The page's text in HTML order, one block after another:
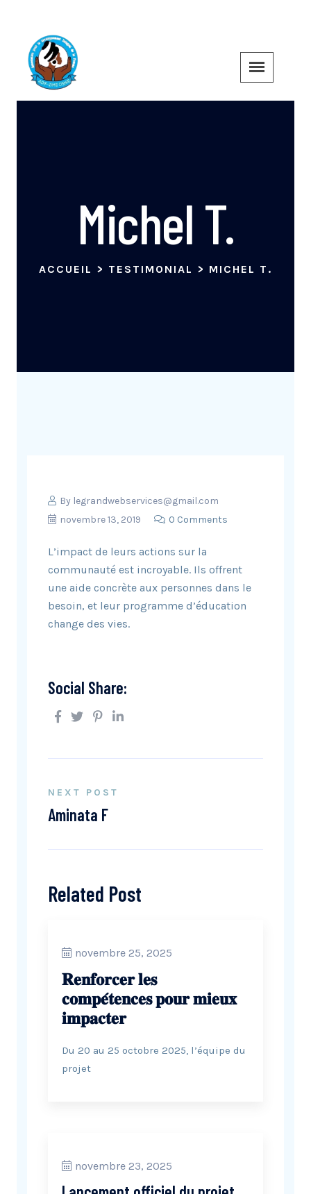
Michel T.
ACCUEIL > TESTIMONIAL > MICHEL T.
By legrandwebservices@gmail.com
novembre 13, 2019
0 Comments
L’impact de leurs actions sur la
communauté est incroyable. Ils offrent
une aide concrète aux personnes dans le
besoin, et leur programme d’éducation
change des vies.
Social Share:
NEXT POST
Aminata F
Related Post
novembre 25, 2025
𝐑𝐞𝐧𝐟𝐨𝐫𝐜𝐞𝐫 𝐥𝐞𝐬
𝐜𝐨𝐦𝐩𝐞́𝐭𝐞𝐧𝐜𝐞𝐬 𝐩𝐨𝐮𝐫 𝐦𝐢𝐞𝐮𝐱
𝐢𝐦𝐩𝐚𝐜𝐭𝐞𝐫
Du 20 au 25 octobre 2025, l’équipe du
projet
novembre 23, 2025